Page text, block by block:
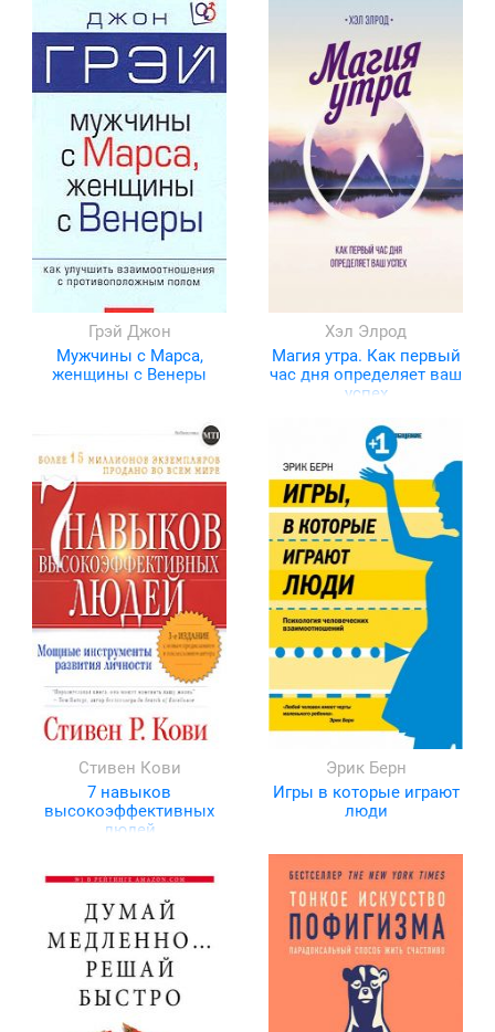
Грэй Джон
Мужчины с Марса,
женщины с Венеры
Хэл Элрод
Магия утра. Как первый
час дня определяет ваш
успех
Стивен Кови
7 навыков
высокоэффективных
людей
Эрик Берн
Игры в которые играют
люди